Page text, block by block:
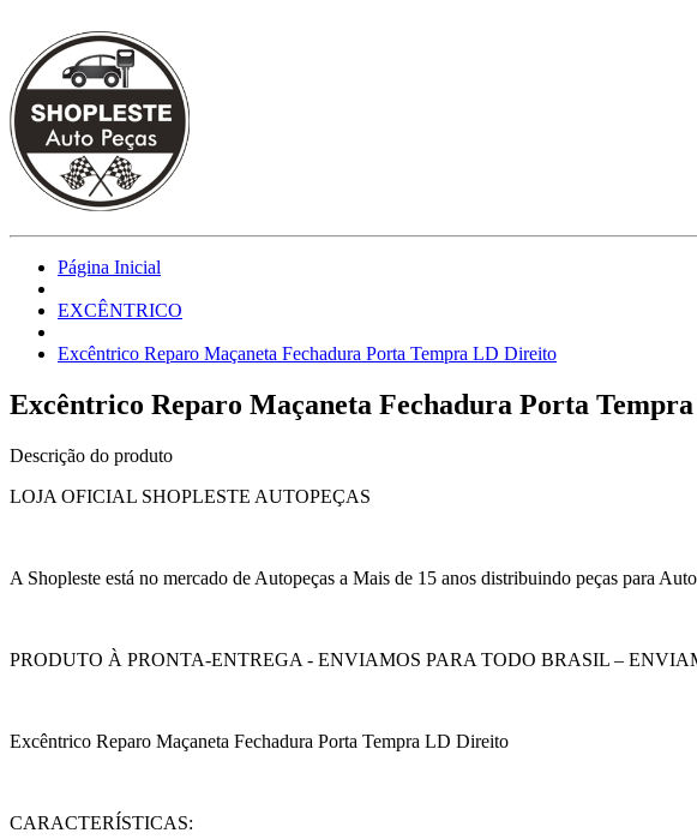
Página Inicial
EXCÊNTRICO
Excêntrico Reparo Maçaneta Fechadura Porta Tempra LD Direito
Excêntrico Reparo Maçaneta Fechadura Porta
Descrição do produto
LOJA OFICIAL SHOPLESTE AUTOPEÇAS
A Shopleste está no mercado de Autopeças a Mais de 15 anos distribuindo peças para
PRODUTO À PRONTA-ENTREGA - ENVIAMOS PARA TODO BRASIL –
Excêntrico Reparo Maçaneta Fechadura Porta Tempra LD Direito
CARACTERÍSTICAS: